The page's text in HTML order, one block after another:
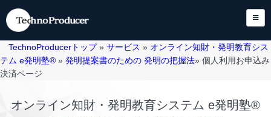
TechnoProducerトップ» サービス » オンライン知財・発明教育シス
テム e発明塾® » 発明提案書のための 発明の把握法» 個人利用お申込み
決済ページ
オンライン知財・発明教育システム e発明塾®